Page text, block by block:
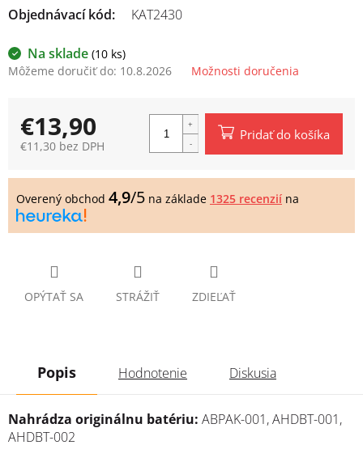
Na sklade (10 ks)
Môžeme doručiť do: 10.8.2026 Možnosti doručenia
OPÝTAŤ SA STRÁŽIŤ ZDIEĽAŤ
Objednávací kód:
KAT2430
€13,90
€11,30 bez DPH
cena:
Pridať do košíka
Overený obchod 4,9/5 na základe 1325 recenzií na
Popis Hodnotenie Diskusia
Nahrádza originálnu batériu: ABPAK-001, AHDBT-001,
AHDBT-002